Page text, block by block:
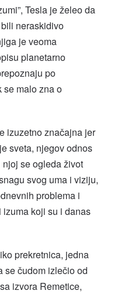
Tesla je želeo da
neraskidivo
je veoma
planetarno
po
se malo zna o
izuzetno značajna jer
sveta, njegov odnos
se ogleda život
svog uma i viziju,
problema i
koji su i danas
prekretnica, jedna
se čudom izlečio od
izvora Remetice,